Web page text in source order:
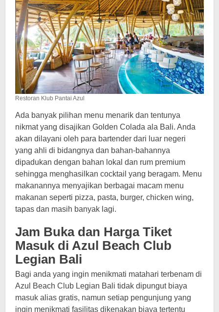
Restoran Klub Pantai Azul
Ada banyak pilihan menu menarik dan tentunya
nikmat yang disajikan Golden Colada ala Bali. Anda
akan dilayani oleh para bartender dari luar negeri
yang ahli di bidangnya dan bahan-bahannya
dipadukan dengan bahan lokal dan rum premium
sehingga menghasilkan cocktail yang beragam. Menu
makanannya menyajikan berbagai macam menu
makanan seperti pizza, pasta, burger, chicken wing,
tapas dan masih banyak lagi.
Jam Buka dan Harga Tiket
Masuk di Azul Beach Club
Legian Bali
Bagi anda yang ingin menikmati matahari terbenam di
Azul Beach Club Legian Bali tidak dipungut biaya
masuk alias gratis, namun setiap pengunjung yang
ingin menikmati fasilitas dikenakan biaya tertentu